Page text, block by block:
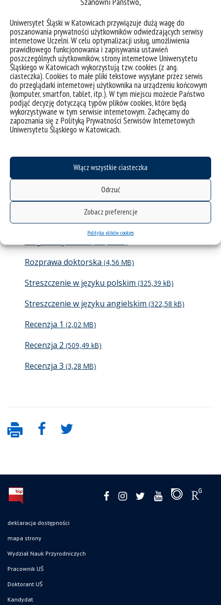
Uniwersytet Śląski w Katowicach przywiązuje dużą wagę do
poszanowania prywatności użytkowników odwiedzających serwisy
internetowe Uczelni. W celu optymalizacji usług, umożliwienia
prawidłowego funkcjonowania i zapisywania ustawień
poszczególnych użytkowników, strony internetowe Uniwersytetu
Śląskiego w Katowicach wykorzystują tzw. cookies (z ang.
ciasteczka). Cookies to małe pliki tekstowe wysyłane przez serwis
do przeglądarki internetowej użytkownika na urządzeniu końcowym
(komputer, smartfon, tablet, itp.). W tym miejscu możecie Państwo
podjąć decyzję dotyczącą typów plików cookies, które będą
wykorzystywane w tym serwisie internetowym. Zachęcamy do
zapoznania się z Polityką Prywatności Serwisów Internetowych
Uniwersytetu Śląskiego w Katowicach.
Włącz wszystkie ciasteczka
Odrzuć
Zobacz preferencje
Polityka plików cookies
Recenzenci:
Prof. dr hab. Ewa Łojkowska (Międzyuczelniany Wydział
Biotechnologii Uniwersytetu Gdańskiego i Gdańskiego
Uniwersytetu Medycznego)
Prof. dr hab. Iwona Małgorzata Morkunas (Uniwersytet
Przyrodniczy w Poznaniu)
Dr hab. inż. Ewa Pociecha prof. URK (Uniwersytet
Rolniczy im. Hugona Kołłątaja w Krakowie)
dostępne są na stronie Biuletynu Informacji Publicznej
Uniwersytetu Śląskiegowww.bip.us.edu.pl
Zawiadomienie o obronie doktorskiej mgr
Rozprawa doktorska
Streszczenie w języku polskim
Streszczenie w języku angielskim
Recenzja 1
Recenzja 2
Recenzja 3
deklaracja dostępności
mapa strony
Wydział Nauk Przyrodniczych
Pracownik UŚ
Doktorant UŚ
Kandydat